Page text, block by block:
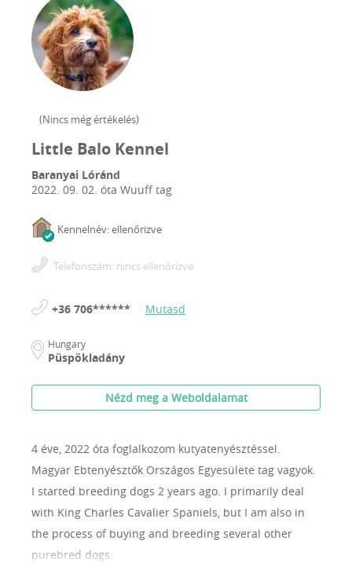
(Nincs még értékelés)
Little Balo Kennel
Baranyai Lóránd
2022. 09. 02. óta Wuuff tag
Kennelnév: ellenőrizve
Telefonszám: nincs ellenőrizve
+36 706****** Mutasd
Hungary
Püspökladány
Nézd meg a Weboldalamat
4 éve, 2022 óta foglalkozom kutyatenyésztéssel.
Magyar Ebtenyésztők Országos Egyesülete tag vagyok.
I started breeding dogs 2 years ago. I primarily deal
with King Charles Cavalier Spaniels, but I am also in
the process of buying and breeding several other
purebred dogs.